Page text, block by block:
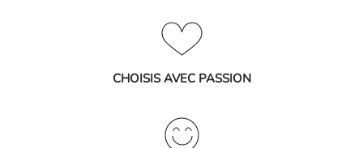
CHOISIS AVEC PASSION